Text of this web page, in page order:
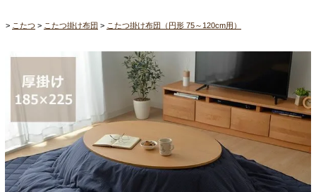
こたつ こたつ掛け布団 こたつ掛け布団（円形 75～120cm用）